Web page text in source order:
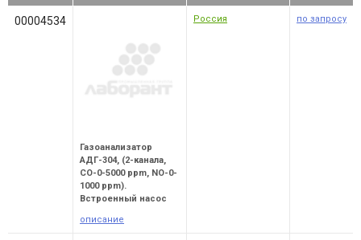
00004534
Газоанализатор
АДГ-304, (2-канала,
CO-0-5000 ppm, NO-0-
1000 ppm).
Встроенный насос
описание
Россия по запросу